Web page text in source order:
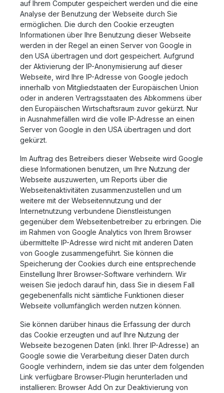
auf Ihrem Computer gespeichert werden und die eine
Analyse der Benutzung der Webseite durch Sie
ermöglichen. Die durch den Cookie erzeugten
Informationen über Ihre Benutzung dieser Webseite
werden in der Regel an einen Server von Google in
den USA übertragen und dort gespeichert. Aufgrund
der Aktivierung der IP-Anonymisierung auf dieser
Webseite, wird Ihre IP-Adresse von Google jedoch
innerhalb von Mitgliedstaaten der Europäischen Union
oder in anderen Vertragsstaaten des Abkommens über
den Europäischen Wirtschaftsraum zuvor gekürzt. Nur
in Ausnahmefällen wird die volle IP-Adresse an einen
Server von Google in den USA übertragen und dort
gekürzt.
Im Auftrag des Betreibers dieser Webseite wird Google
diese Informationen benutzen, um Ihre Nutzung der
Webseite auszuwerten, um Reports über die
Webseitenaktivitäten zusammenzustellen und um
weitere mit der Webseitennutzung und der
Internetnutzung verbundene Dienstleistungen
gegenüber dem Webseitenbetreiber zu erbringen. Die
im Rahmen von Google Analytics von Ihrem Browser
übermittelte IP-Adresse wird nicht mit anderen Daten
von Google zusammengeführt. Sie können die
Speicherung der Cookies durch eine entsprechende
Einstellung Ihrer Browser-Software verhindern. Wir
weisen Sie jedoch darauf hin, dass Sie in diesem Fall
gegebenenfalls nicht sämtliche Funktionen dieser
Webseite vollumfänglich werden nutzen können.
Sie können darüber hinaus die Erfassung der durch
das Cookie erzeugten und auf Ihre Nutzung der
Webseite bezogenen Daten (inkl. Ihrer IP-Adresse) an
Google sowie die Verarbeitung dieser Daten durch
Google verhindern, indem sie das unter dem folgenden
Link verfügbare Browser-Plugin herunterladen und
installieren: Browser Add On zur Deaktivierung von